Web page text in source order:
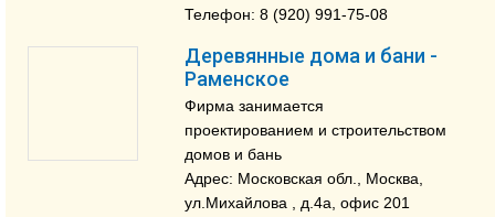
Телефон: 8 (920) 991-75-08
Деревянные дома и бани -
Раменское
Фирма занимается
проектированием и строительством
домов и бань
Адрес: Московская обл., Москва,
ул.Михайлова , д.4a, офис 201